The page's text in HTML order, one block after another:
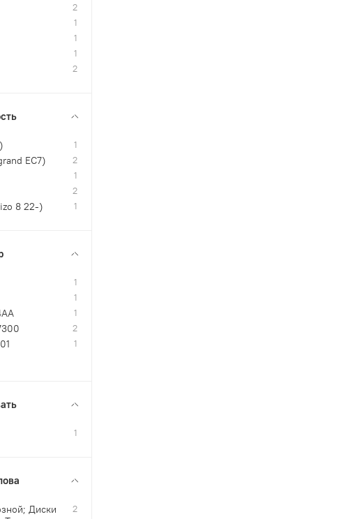
2
1
1
1
2
1
EC7) 2
1
2
8 22-) 1
1
1
1
2
1
1
Диски
2